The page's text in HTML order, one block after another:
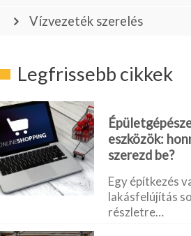
Vízvezeték szerelés
Legfrissebb cikkek
eszközök:
szerezd be?
Egy építkezés
lakásfelújítás
részletre…